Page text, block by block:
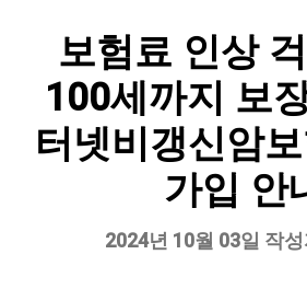
보험료 인상
100세까지 보
터넷비갱신암
가입 안
2024년 10월 03일 작